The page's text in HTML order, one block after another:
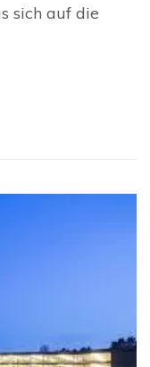
sich auf die